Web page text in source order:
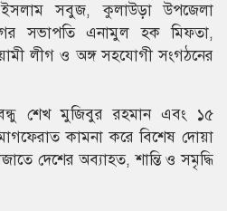
সবুজ, কুলাউড়া উপজেলা
সভাপতি এনামুল হক মিফতা,
লীগ ও অঙ্গ সহযোগী সংগঠনের
শেখ মুজিবুর রহমান এবং ১৫
কামনা করে বিশেষ দোয়া
দেশের অব্যাহত, শান্তি ও সমৃদ্ধি